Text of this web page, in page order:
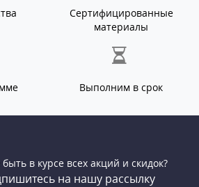
Сертифицированные
материалы
Выполним в срок
быть в курсе всех акций и скидок?
на нашу рассылку